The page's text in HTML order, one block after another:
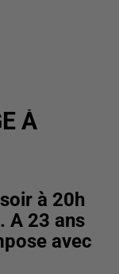
À
à 20h
A 23 ans
avec